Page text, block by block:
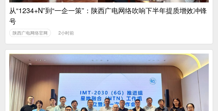
从“1234+N”到“一企一策”：陕西广电网络吹响下半年提质增效冲锋
号
陕西广电网络官网 2小时前